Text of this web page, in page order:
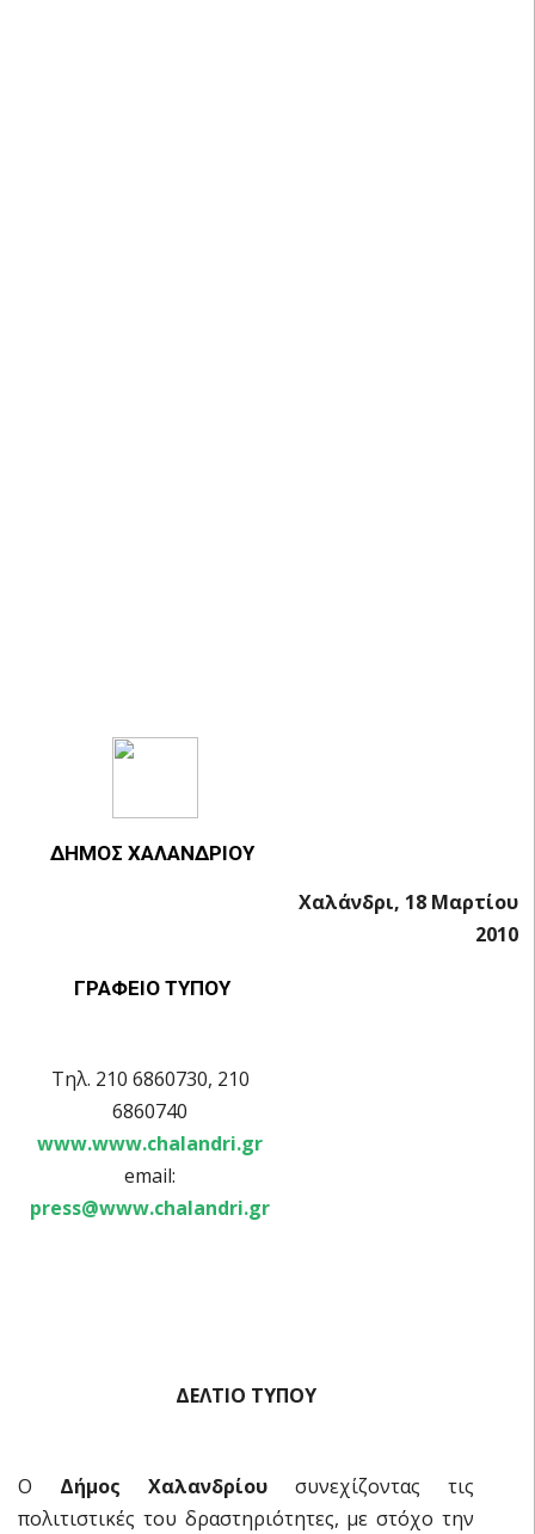
ΔΗΜΟΣ ΧΑΛΑΝΔΡΙΟΥ
Χαλάνδρι, 18 Μαρτίου
2010
ΓΡΑΦΕΙΟ ΤΥΠΟΥ
Τηλ. 210 6860730, 210
6860740
www.www.chalandri.gr
email:
press@www.chalandri.gr
ΔΕΛΤΙΟ ΤΥΠΟΥ
Ο Δήμος Χαλανδρίου συνεχίζοντας τις
πολιτιστικές του δραστηριότητες, με στόχο την